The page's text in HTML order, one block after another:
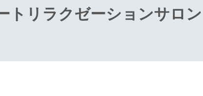
トリラクゼーションサロン